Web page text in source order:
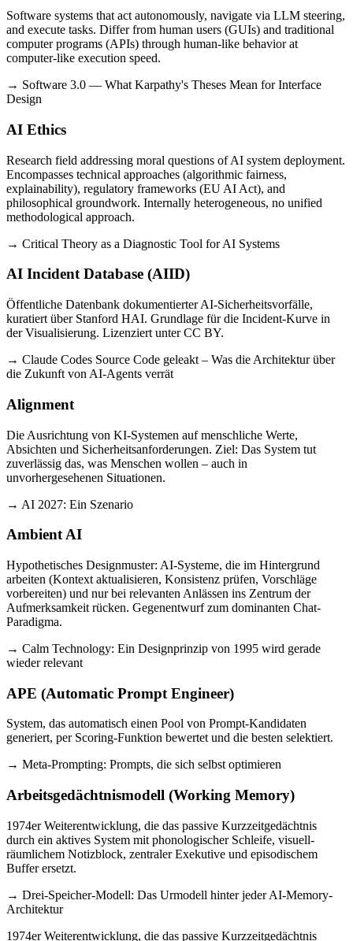
Software systems that act autonomously, navigate via LLM steering,
and execute tasks. Differ from human users (GUIs) and traditional
computer programs (APIs) through human-like behavior at
computer-like execution speed.
→ Software 3.0 — What Karpathy's Theses Mean for Interface
Design
AI Ethics
Research field addressing moral questions of AI system deployment.
Encompasses technical approaches (algorithmic fairness,
explainability), regulatory frameworks (EU AI Act), and
philosophical groundwork. Internally heterogeneous, no unified
methodological approach.
→ Critical Theory as a Diagnostic Tool for AI Systems
AI Incident Database (AIID)
Öffentliche Datenbank dokumentierter AI-Sicherheitsvorfälle,
kuratiert über Stanford HAI. Grundlage für die Incident-Kurve in
der Visualisierung. Lizenziert unter CC BY.
→ Claude Codes Source Code geleakt – Was die Architektur über
die Zukunft von AI-Agents verrät
Alignment
Die Ausrichtung von KI-Systemen auf menschliche Werte,
Absichten und Sicherheitsanforderungen. Ziel: Das System tut
zuverlässig das, was Menschen wollen – auch in
unvorhergesehenen Situationen.
→ AI 2027: Ein Szenario
Ambient AI
Hypothetisches Designmuster: AI-Systeme, die im Hintergrund
arbeiten (Kontext aktualisieren, Konsistenz prüfen, Vorschläge
vorbereiten) und nur bei relevanten Anlässen ins Zentrum der
Aufmerksamkeit rücken. Gegenentwurf zum dominanten Chat-
Paradigma.
→ Calm Technology: Ein Designprinzip von 1995 wird gerade
wieder relevant
APE (Automatic Prompt Engineer)
System, das automatisch einen Pool von Prompt-Kandidaten
generiert, per Scoring-Funktion bewertet und die besten selektiert.
→ Meta-Prompting: Prompts, die sich selbst optimieren
Arbeitsgedächtnismodell (Working Memory)
1974er Weiterentwicklung, die das passive Kurzzeitgedächtnis
durch ein aktives System mit phonologischer Schleife, visuell-
räumlichem Notizblock, zentraler Exekutive und episodischem
Buffer ersetzt.
→ Drei-Speicher-Modell: Das Urmodell hinter jeder AI-Memory-
Architektur
1974er Weiterentwicklung, die das passive Kurzzeitgedächtnis